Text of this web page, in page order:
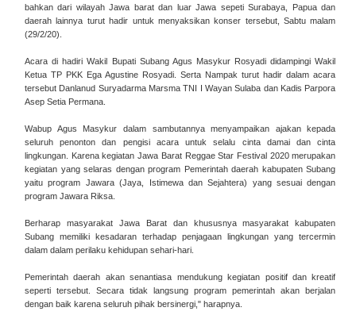
bahkan dari wilayah Jawa barat dan luar Jawa sepeti Surabaya, Papua dan
daerah lainnya turut hadir untuk menyaksikan konser tersebut, Sabtu malam
(29/2/20).
Acara di hadiri Wakil Bupati Subang Agus Masykur Rosyadi didampingi Wakil
Ketua TP PKK Ega Agustine Rosyadi. Serta Nampak turut hadir dalam acara
tersebut Danlanud Suryadarma Marsma TNI I Wayan Sulaba dan Kadis Parpora
Asep Setia Permana.
Wabup Agus Masykur dalam sambutannya menyampaikan ajakan kepada
seluruh penonton dan pengisi acara untuk selalu cinta damai dan cinta
lingkungan. Karena kegiatan Jawa Barat Reggae Star Festival 2020 merupakan
kegiatan yang selaras dengan program Pemerintah daerah kabupaten Subang
yaitu program Jawara (Jaya, Istimewa dan Sejahtera) yang sesuai dengan
program Jawara Riksa.
Berharap masyarakat Jawa Barat dan khususnya masyarakat kabupaten
Subang memiliki kesadaran terhadap penjagaan lingkungan yang tercermin
dalam dalam perilaku kehidupan sehari-hari.
Pemerintah daerah akan senantiasa mendukung kegiatan positif dan kreatif
seperti tersebut. Secara tidak langsung program pemerintah akan berjalan
dengan baik karena seluruh pihak bersinergi," harapnya.